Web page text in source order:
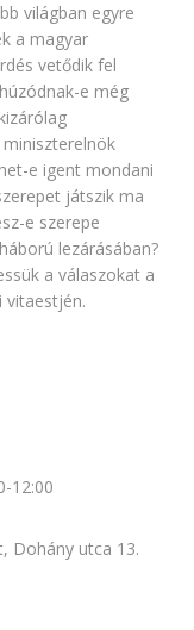
világban egyre
a magyar
vetődik fel
e még
e igent mondani
játszik ma
e szerepe
lezárásában?
a válaszokat a
vitaestjén.
12:00
Dohány utca 13.